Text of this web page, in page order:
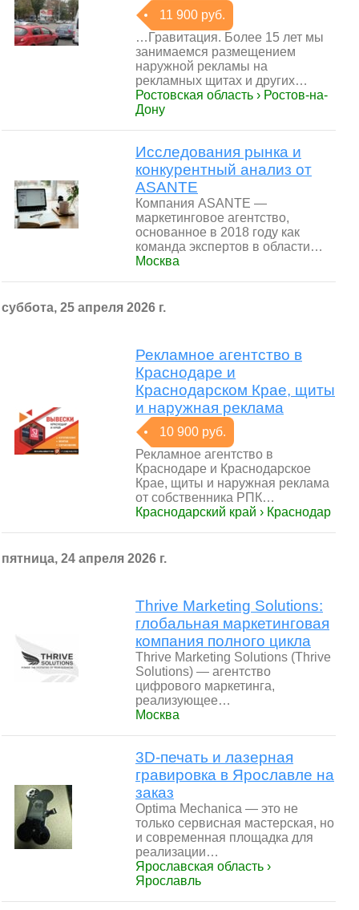
11 900 руб.
…Гравитация. Более 15 лет мы
занимаемся размещением
наружной рекламы на
рекламных щитах и других…
Ростовская область › Ростов-на-
Дону
Исследования рынка и
конкурентный анализ от
ASANTE
Компания ASANTE —
маркетинговое агентство,
основанное в 2018 году как
команда экспертов в области…
Москва
суббота, 25 апреля 2026 г.
Рекламное агентство в
Краснодаре и
Краснодарском Крае, щиты
и наружная реклама
10 900 руб.
Рекламное агентство в
Краснодаре и Краснодарское
Крае, щиты и наружная реклама
от собственника РПК…
Краснодарский край › Краснодар
пятница, 24 апреля 2026 г.
Thrive Marketing Solutions:
глобальная маркетинговая
компания полного цикла
Thrive Marketing Solutions (Thrive
Solutions) — агентство
цифрового маркетинга,
реализующее…
Москва
3D-печать и лазерная
гравировка в Ярославле на
заказ
Optima Mechanica — это не
только сервисная мастерская, но
и современная площадка для
реализации…
Ярославская область ›
Ярославль